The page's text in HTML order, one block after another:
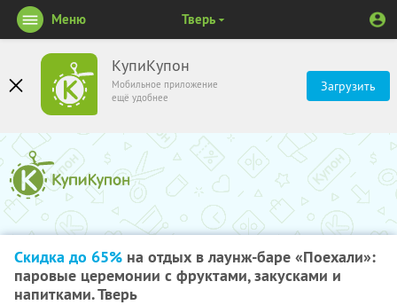
КупиКупон
Мобильное приложение
ещё удобнее
Загрузить
Меню Тверь
Скидка до 65% на отдых в лаунж-баре «Поехали»:
паровые церемонии с фруктами, закусками и
напитками. Тверь